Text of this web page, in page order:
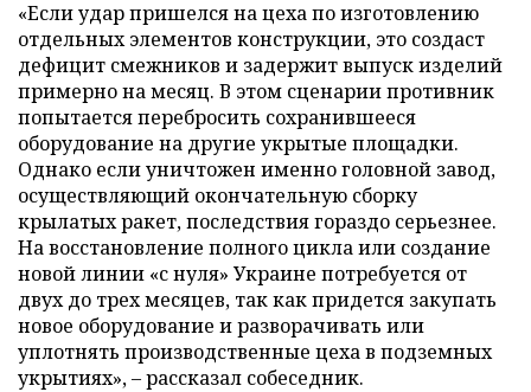
«Если удар пришелся на цеха по изготовлению
отдельных элементов конструкции, это создаст
дефицит смежников и задержит выпуск изделий
примерно на месяц. В этом сценарии противник
попытается перебросить сохранившееся
оборудование на другие укрытые площадки.
Однако если уничтожен именно головной завод,
осуществляющий окончательную сборку
крылатых ракет, последствия гораздо серьезнее.
На восстановление полного цикла или создание
новой линии «с нуля» Украине потребуется от
двух до трех месяцев, так как придется закупать
новое оборудование и разворачивать или
уплотнять производственные цеха в подземных
укрытиях», – рассказал собеседник.